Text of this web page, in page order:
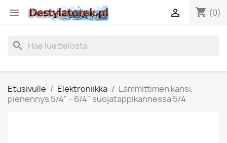
 shopping_cart (0)

search
Etusivulle Elektroniikka
Lämmittimen kansi,
pienennys 5/4" - 6/4" suojatappikannessa 5/4